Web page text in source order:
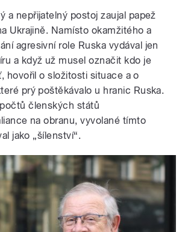
a nepřijatelný postoj zaujal papež
Ukrajině. Namísto okamžitého a
agresivní role Ruska vydával jen
a když už musel označit kdo je
hovořil o složitosti situace a o
prý poštěkávalo u hranic Ruska.
členských států
na obranu, vyvolané tímto
jako „šílenství“.